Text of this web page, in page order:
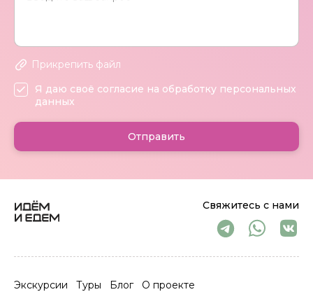
Свяжитесь с нами
Экскурсии Туры Блог
О проекте
Прикрепить файл
Я даю своё согласие на обработку персональных
данных
Отправить